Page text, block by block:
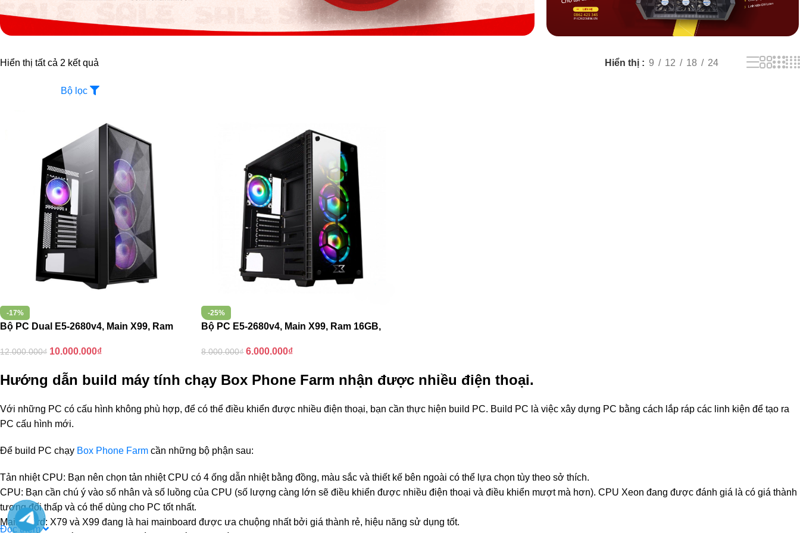
Hiển thị tất cả 2 kết quả Hiển thị 9 12 18 24
Bộ lọc
-17%
Bộ PC Dual E5-2680v4, Main X99, Ram
12.000.000₫ 10.000.000₫
-25%
Bộ PC E5-2680v4, Main X99, Ram 16GB,
8.000.000₫ 6.000.000₫
Hướng dẫn build máy tính chạy Box Phone Farm nhận được nhiều điện thoại.
Với những PC có cấu hình không phù hợp, để có thể điều khiển được nhiều điện thoại, bạn cần thực hiện build PC. Build PC là việc xây dựng PC bằng cách lắp ráp các linh kiện để tạo ra
PC cấu hình mới.
Để build PC chạy Box Phone Farm cần những bộ phận sau:
Tản nhiệt CPU: Bạn nên chọn tản nhiệt CPU có 4 ống dẫn nhiệt bằng đồng, màu sắc và thiết kế bên ngoài có thể lựa chọn tùy theo sở thích.
CPU: Bạn cần chú ý vào số nhân và số luồng của CPU (số lượng càng lớn sẽ điều khiển được nhiều điện thoại và điều khiển mượt mà hơn). CPU Xeon đang được đánh giá là có giá thành
tương đối thấp và có thể dùng cho PC tốt nhất.
Mainboard: X79 và X99 đang là hai mainboard được ưa chuộng nhất bởi giá thành rẻ, hiệu năng sử dụng tốt.
Đọc thêm